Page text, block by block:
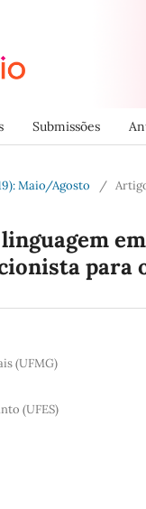
Submissões
Maio/Agosto /
para
(UFMG)
(UFES)